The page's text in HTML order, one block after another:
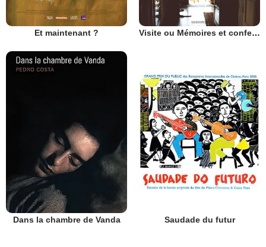
Et maintenant ? Visite ou Mémoires et confessions
Dans la chambre de Vanda Saudade du futur